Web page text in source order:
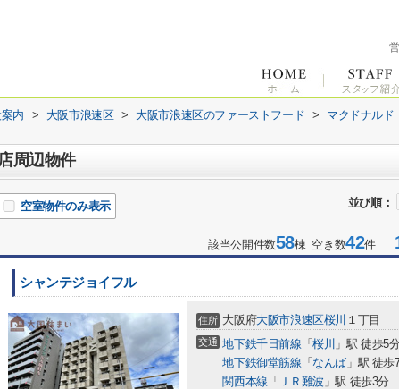
内 > 大阪市浪速区 > 大阪市浪速区のファーストフード > マクドナルド
周辺物件
並び順：
空室物件のみ表示
該当公開件数58棟 空き数42件
シャンテジョイフル
住所 大阪府大阪市浪速区桜川 １丁目
交通 地下鉄千日前線 「桜川 」駅 徒歩5分
地下鉄御堂筋線 「 なんば 」駅 徒歩
関西本線 「 ＪＲ難波 」駅 徒歩3分